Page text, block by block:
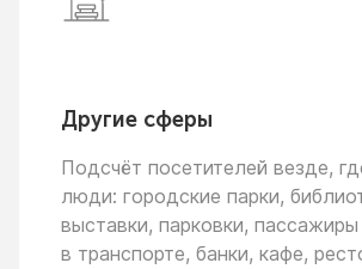
Другие сферы
Подсчёт посетителей везде,
люди: городские парки,
выставки, парковки, пассажиры
в транспорте, банки, кафе,